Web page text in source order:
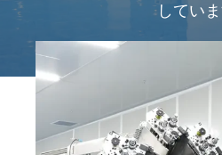
してい